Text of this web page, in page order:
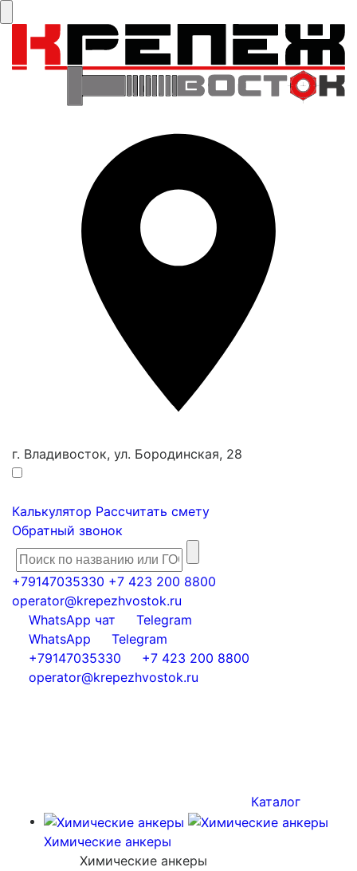
г. Владивосток, ул. Бородинская, 28
Калькулятор Рассчитать смету
Обратный звонок
+79147035330 +7 423 200 8800
operator@krepezhvostok.ru
WhatsApp чат
Telegram
WhatsApp
Telegram
+79147035330
+7 423 200 8800
operator@krepezhvostok.ru
Каталог
Химические анкеры
Химические анкеры